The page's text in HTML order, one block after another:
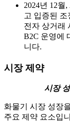
2024년 12월
고 입증된
전자 상거래
B2C 운영에
니다.
시장 제약
시장
화물기 시장 성장
주요 제약 요소입